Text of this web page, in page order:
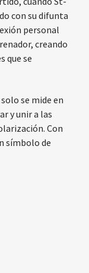
con su difunta
personal
creando
que se
se mide en
y unir a las
Con
símbolo de